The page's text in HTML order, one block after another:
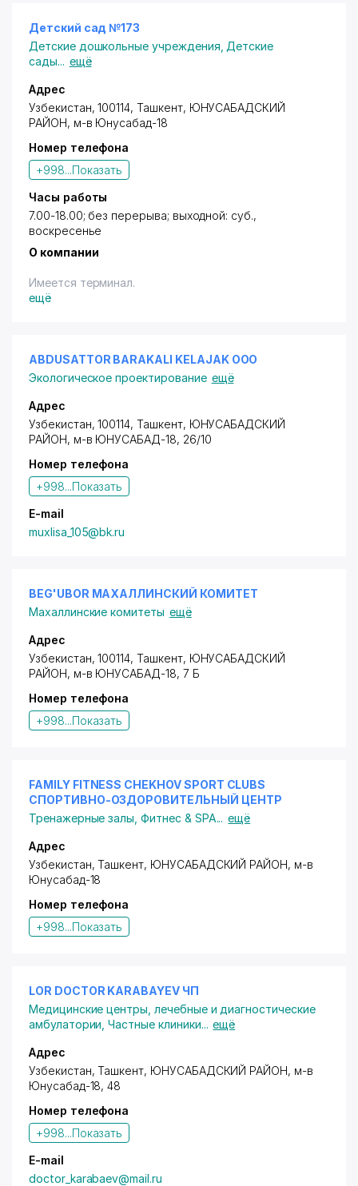
Детский сад №173
Детские дошкольные учреждения Детские
сады... ещё
Адрес
Узбекистан, 100114, Ташкент, ЮНУСАБАДСКИЙ
РАЙОН, м-в Юнусабад-18
Номер телефона
+998...Показать
Часы работы
7.00-18.00; без перерыва; выходной: суб.,
воскресенье
О компании
Имеется терминал.
ещё
ABDUSATTOR BARAKALI KELAJAK ООО
Экологическое проектирование ещё
Адрес
Узбекистан, 100114, Ташкент, ЮНУСАБАДСКИЙ
РАЙОН, м-в ЮНУСАБАД-18, 26/10
Номер телефона
+998...Показать
E-mail
muxlisa_105@bk.ru
BEG'UBOR МАХАЛЛИНСКИЙ КОМИТЕТ
Махаллинские комитеты ещё
Адрес
Узбекистан, 100114, Ташкент, ЮНУСАБАДСКИЙ
РАЙОН, м-в ЮНУСАБАД-18, 7 Б
Номер телефона
+998...Показать
FAMILY FITNESS CHEKHOV SPORT CLUBS
СПОРТИВНО-ОЗДОРОВИТЕЛЬНЫЙ ЦЕНТР
Тренажерные залы ,Фитнес & SPA... ещё
Адрес
Узбекистан, Ташкент, ЮНУСАБАДСКИЙ РАЙОН, м-в
Юнусабад-18
Номер телефона
+998...Показать
LOR DOCTOR KARABAYEV ЧП
Медицинские центры, лечебные и диагностические
амбулатории ,Частные клиники... ещё
Адрес
Узбекистан, Ташкент, ЮНУСАБАДСКИЙ РАЙОН, м-в
Юнусабад-18, 48
Номер телефона
+998...Показать
E-mail
doctor_karabaev@mail.ru